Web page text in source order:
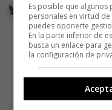
Es posible que
personales en virtud
puedes oponerte
En la parte inferior de
busca un enlace para
la configuración de